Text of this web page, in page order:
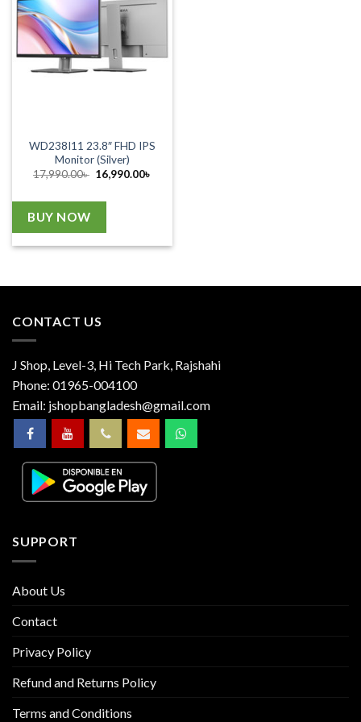
WD238I11 23.8″ FHD IPS
Monitor (Silver)
17,990.00৳ Original
price
17,990.00৳ .
16,990.00৳
BUY NOW
CONTACT US
J Shop, Level-3, Hi Tech Park, Rajshahi
Phone: 01965-004100
Email: jshopbangladesh@gmail.com
SUPPORT
About Us
Contact
Privacy Policy
Refund and Returns Policy
Terms and Conditions